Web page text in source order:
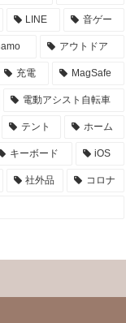
LINE 音ゲー
アウトドア
充電 MagSafe
電動アシスト自転車
テント ホーム
キーボード iOS
社外品 コロナ